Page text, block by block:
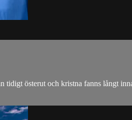
österut och kristna fanns långt